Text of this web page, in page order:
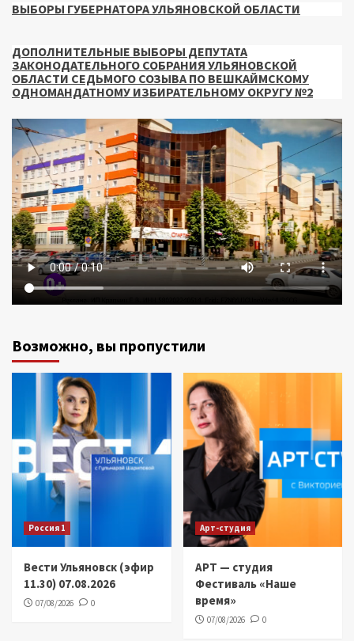
ВЫБОРЫ ГУБЕРНАТОРА УЛЬЯНОВСКОЙ ОБЛАСТИ
ДОПОЛНИТЕЛЬНЫЕ ВЫБОРЫ ДЕПУТАТА
ЗАКОНОДАТЕЛЬНОГО СОБРАНИЯ УЛЬЯНОВСКОЙ
ОБЛАСТИ СЕДЬМОГО СОЗЫВА ПО ВЕШКАЙМСКОМУ
ОДНОМАНДАТНОМУ ИЗБИРАТЕЛЬНОМУ ОКРУГУ №2
Возможно, вы пропустили
Россия 1
Вести Ульяновск (эфир
11.30) 07.08.2026
07/08/2026 0
Арт-студия
АРТ — студия
Фестиваль «Наше
время»
07/08/2026 0